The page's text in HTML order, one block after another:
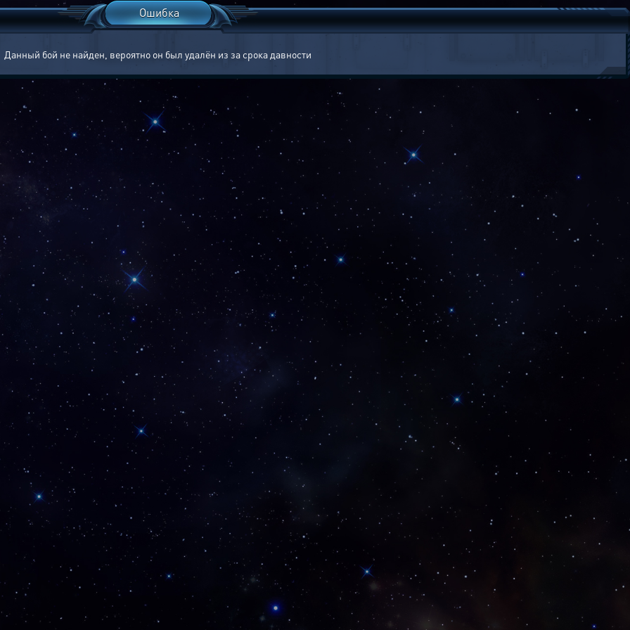
Ошибка
Данный бой не найден, вероятно он был удалён из за срока давности